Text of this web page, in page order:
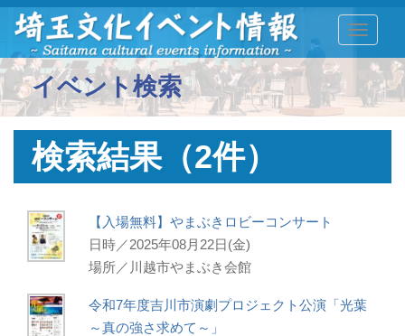
イベント検索
検索結果（2件）
【入場無料】やまぶきロビーコンサート
日時／2025年08月22日(金)
場所／川越市やまぶき会館
令和7年度吉川市演劇プロジェクト公演「光葉
～真の強さ求めて～」